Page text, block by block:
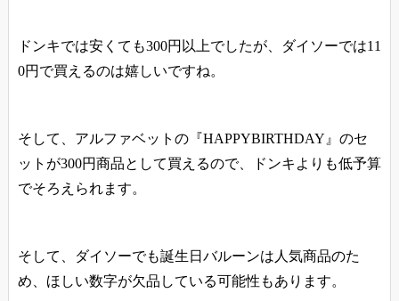
ドンキでは安くても300円以上でしたが、ダイソーでは11
0円で買えるのは嬉しいですね。
そして、アルファベットの『HAPPYBIRTHDAY』のセ
ットが300円商品として買えるので、ドンキよりも低予算
でそろえられます。
そして、ダイソーでも誕生日バルーンは人気商品のた
め、ほしい数字が欠品している可能性もあります。